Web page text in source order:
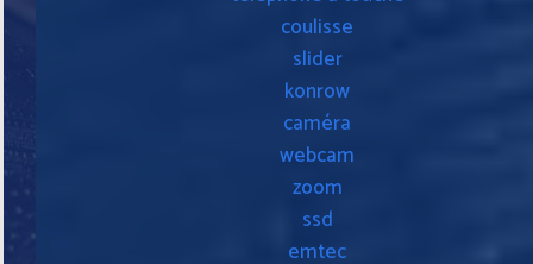
coulisse
slider
konrow
caméra
webcam
zoom
ssd
emtec